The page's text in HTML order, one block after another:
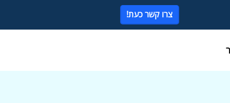
צרו קשר כעת!